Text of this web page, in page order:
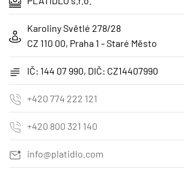
Karoliny Světlé 278/28
CZ 110 00, Praha 1 - Staré Město
IČ: 144 07 990, DIČ: CZ14407990
+420 774 222 121
+420 800 321 140
info@platidlo.com